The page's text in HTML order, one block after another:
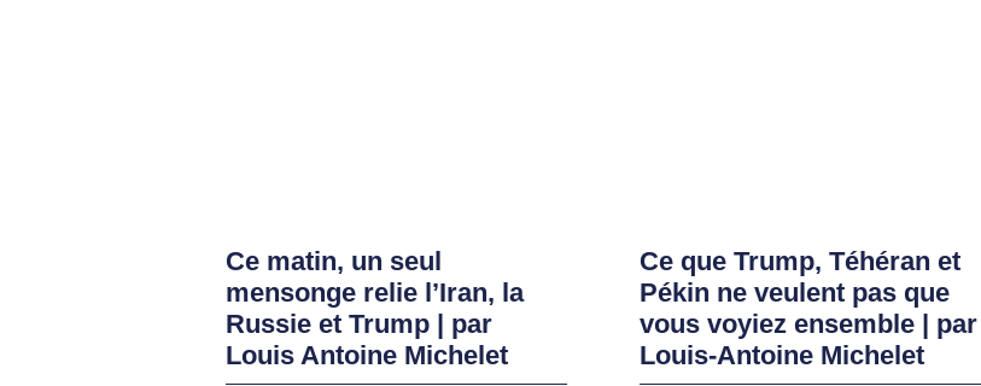
Ce matin, un seul
mensonge relie l’Iran, la
Russie et Trump | par
Louis Antoine Michelet
Ce que Trump, Téhéran et
Pékin ne veulent pas que
vous voyiez ensemble | par
Louis-Antoine Michelet